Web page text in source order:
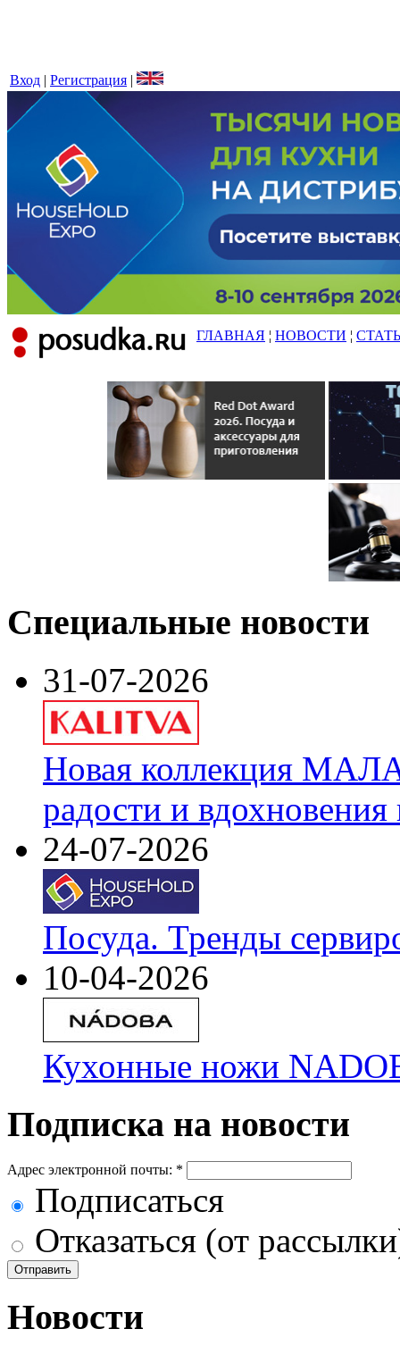
Вход | Регистрация |
ГЛАВНАЯ ¦ НОВОСТИ ¦
Специальные новости
31-07-2026
Новая коллекция
радости и
24-07-2026
Посуда. Тренды
10-04-2026
Кухонные ножи
Подписка на новости
Адрес электронной почты: *
Подписаться
Отказаться (от
Новости